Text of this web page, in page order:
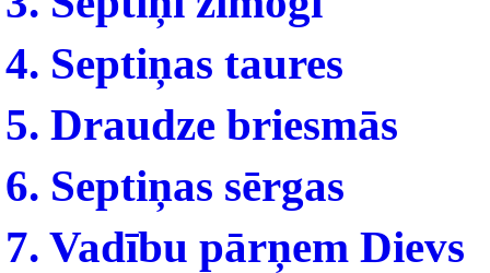
4. Septiņas taures
5. Draudze briesmās
6. Septiņas sērgas
7. Vadību pārņem Dievs